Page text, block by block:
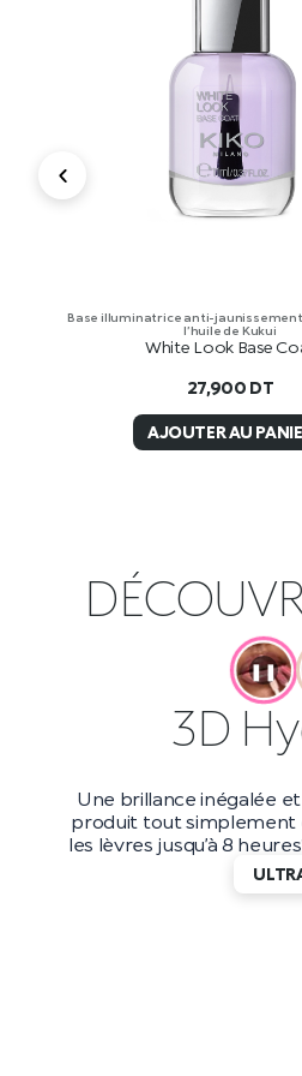
Base illuminatrice anti-
l’huile de Kukui
White Look Base
27,900 DT
AJOUTER AU
Maxi
Boostez votre volume
et longue tenue. Avec
applicateur petit
incroyablement